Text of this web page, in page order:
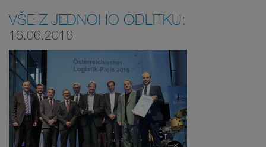
VŠE Z JEDNOHO ODLITKU:
16.06.2016